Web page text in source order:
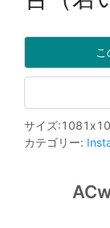
サイズ:1081 x
カテゴリー: